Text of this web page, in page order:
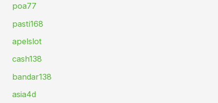
poa77
pasti168
apelslot
cash138
bandar138
asia4d